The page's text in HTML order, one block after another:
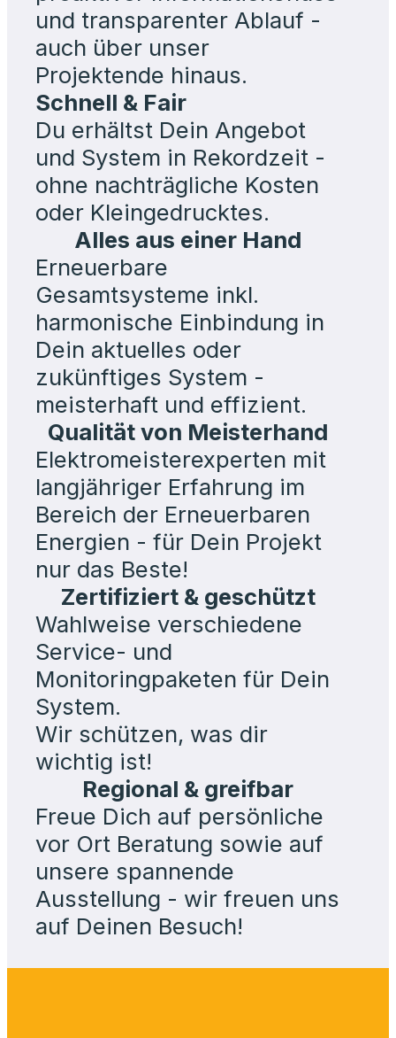
und transparenter Ablauf -
auch über unser
Projektende hinaus.
Schnell & Fair
Du erhältst Dein Angebot
und System in Rekordzeit -
ohne nachträgliche Kosten
oder Kleingedrucktes.
Alles aus einer Hand
Erneuerbare
Gesamtsysteme inkl.
harmonische Einbindung in
Dein aktuelles oder
zukünftiges System -
meisterhaft und effizient.
Qualität von Meisterhand
Elektromeisterexperten mit
langjähriger Erfahrung im
Bereich der Erneuerbaren
Energien - für Dein Projekt
nur das Beste!
Zertifiziert & geschützt
Wahlweise verschiedene
Service- und
Monitoringpaketen für Dein
System.
Wir schützen, was dir
wichtig ist!
Regional & greifbar
Freue Dich auf persönliche
vor Ort Beratung sowie auf
unsere spannende
Ausstellung - wir freuen uns
auf Deinen Besuch!